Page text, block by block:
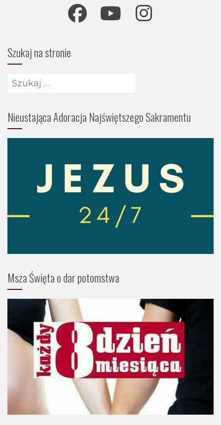
Szukaj na stronie
Szukaj:
Nieustająca Adoracja Najświętszego Sakramentu
Msza Święta o dar potomstwa